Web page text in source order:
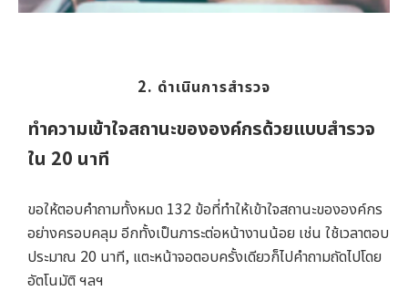
2. ดำเนินการสำรวจ
ทำความเข้าใจสถานะขององค์กรด้วยแบบสำรวจ
ใน 20 นาที
ขอให้ตอบคำถามทั้งหมด 132 ข้อที่ทำให้เข้าใจสถานะขององค์กร
อย่างครอบคลุม อีกทั้งเป็นภาระต่อหน้างานน้อย เช่น ใช้เวลาตอบ
ประมาณ 20 นาที, แตะหน้าจอตอบครั้งเดียวก็ไปคำถามถัดไปโดย
อัตโนมัติ ฯลฯ